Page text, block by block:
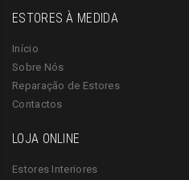
ESTORES À MEDIDA
Início
Sobre Nós
Reparação de Estores
Contactos
LOJA ONLINE
Estores Interiores